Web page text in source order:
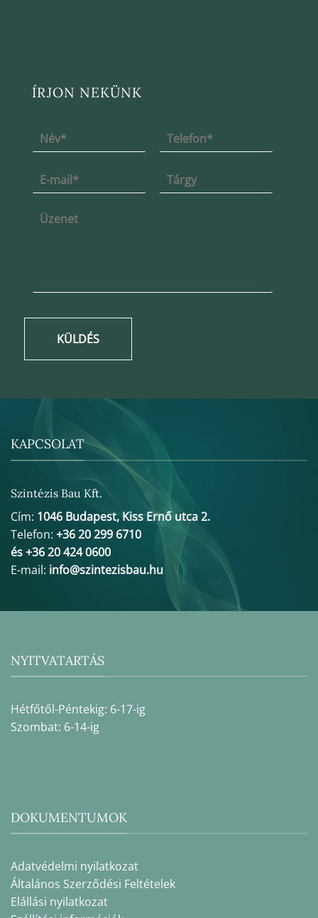
ÍRJON NEKÜNK
KÜLDÉS
KAPCSOLAT
Szintézis Bau Kft.
Cím: 1046 Budapest, Kiss Ernő utca 2.
Telefon: +36 20 299 6710
és +36 20 424 0600
E-mail: info@szintezisbau.hu
NYITVATARTÁS
Hétfőtől-Péntekig: 6-17-ig
Szombat: 6-14-ig
DOKUMENTUMOK
Adatvédelmi nyilatkozat
Általános Szerződési Feltételek
Elállási nyilatkozat